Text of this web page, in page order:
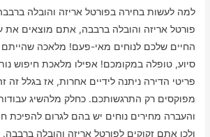
למה לעשות בחירה בפורטל אריזה והובלה
פורטל אריזה והובלה ברבבה, אתם מוצאים
החיים שלכם לנוחים מאי-פעם! מלאכה שהייתם
סיוע, טופלה במקומכם! אפילו מלאכת חיפוש
פריטי הדירה ניתנה לידיים אחרות, אז בגלל זה
מפוקסים רק התרגשותכם. כחלק מלהשיג עבודות
והעברה מחירים נוחים יש בהם לגרום להפיכת
ולכן אתם זקוקים לפורטל אריזה והובלה ברבבה.